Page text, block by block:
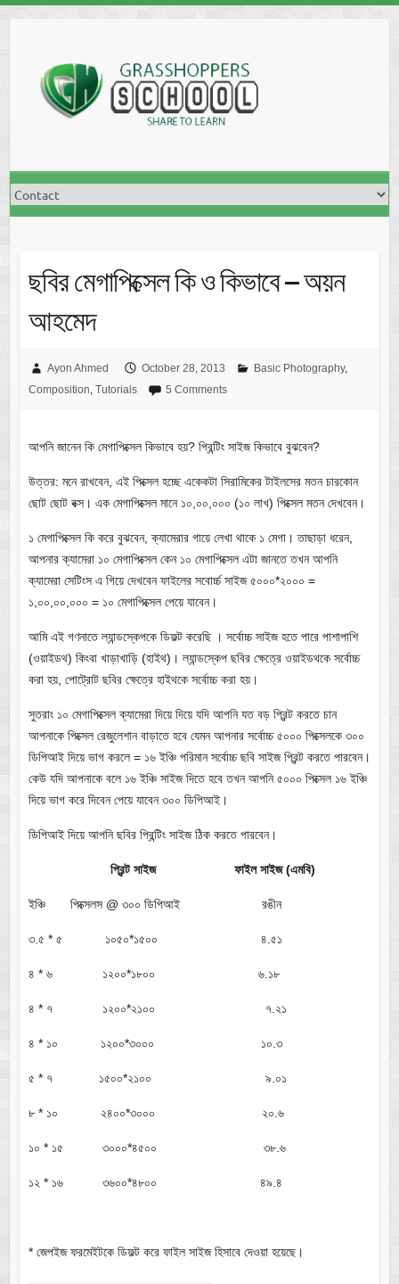
ছবির মেগাপিক্সেল কি ও কিভাবে – অয়ন
আহমেদ
Ayon Ahmed October 28, 2013 Basic Photography,
Composition Tutorials 5 Comments
আপনি জানেন কি মেগাপিক্সেল কিভাবে হয়? প্রিন্টিং সাইজ কিভাবে বুঝবেন?
উত্তর: মনে রাখবেন, এই পিক্সেল হচ্ছে একেকটা সিরামিকের টাইলসের মতন চারকোন
ছোট ছোট বক্স। এক মেগাপিক্সেল মানে ১০,০০,০০০ (১০ লাখ) পিক্সেল মতন দেখবেন।
১ মেগাপিক্সেল কি করে বুঝবেন, ক্যামেরার গায়ে লেখা থাকে ১ মেগা। তাছাড়া ধরেন,
আপনার ক্যামেরা ১০ মেগাপিক্সেল কেন ১০ মেগাপিক্সেল এটা জানতে তখন আপনি
ক্যামেরা সেটিংস এ গিয়ে দেখবেন ফাইলের সবোর্চ্চ সাইজ ৫০০০*২০০০ =
১,০০,০০,০০০ = ১০ মেগাপিক্সেল পেয়ে যাবেন।
আমি এই গণনাতে ল্যান্ডস্কেপকে ডিফল্ট করেছি । সর্বোচ্চ সাইজ হতে পারে পাশাপাশি
(ওয়াইডথ) কিংবা খাড়াখাড়ি (হাইথ)। ল্যান্ডস্কেপ ছবির ক্ষেত্রে ওয়াইডথকে সর্বোচ্চ
করা হয়, পোট্রোট ছবির ক্ষেত্রে হাইথকে সর্বোচ্চ করা হয়।
সুতরাং ১০ মেগাপিক্সেল ক্যামেরা দিয়ে দিয়ে যদি আপনি যত বড় প্রিন্ট করতে চান
আপনাকে পিক্সেল রেজুলেশান বাড়াতে হবে যেমন আপনার সর্বোচ্চ ৫০০০ পিক্সেলকে ৩০০
ডিপিআই দিয়ে ভাগ করলে = ১৬ ইঞ্চি পরিমান সর্বোচ্চ ছবি সাইজ প্রিন্ট করতে পারবেন।
কেউ যদি আপনাকে বলে ১৬ ইঞ্চি সাইজ দিতে হবে তখন আপনি ৫০০০ পিক্সেল ১৬ ইঞ্চি
দিয়ে ভাগ করে দিবেন পেয়ে যাবেন ৩০০ ডিপিআই।
ডিপিআই দিয়ে আপনি ছবির প্রিন্টিং সাইজ ঠিক করতে পারবেন।
প্রিন্ট সাইজ ফাইল সাইজ (এমবি)
ইঞ্চি পিক্সেলস @ ৩০০ ডিপিআই রঙীন
৩.৫ * ৫ ১০৫০*১৫০০ ৪.৫১
৪ * ৬ ১২০০*১৮০০ ৬.১৮
৪ * ৭ ১২০০*২১০০ ৭.২১
৪ * ১০ ১২০০*৩০০০ ১০.৩
৫ * ৭ ১৫০০*২১০০ ৯.০১
৮ * ১০ ২৪০০*৩০০০ ২০.৬
১০ * ১৫ ৩০০০*৪৫০০ ৩৮.৬
১২ * ১৬ ৩৬০০*৪৮০০ ৪৯.৪
* জেপইজ ফরমেইটকে ডিফল্ট করে ফাইল সাইজ হিসাবে দেওয়া হয়েছে।